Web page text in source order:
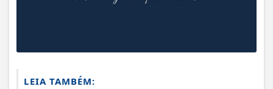
LEIA TAMBÉM: